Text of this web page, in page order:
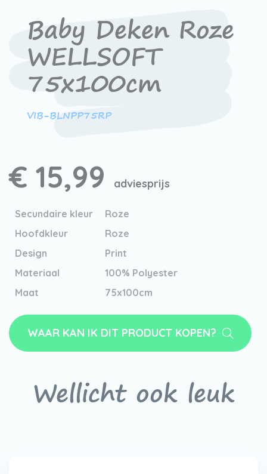
Baby Deken Roze
WELLSOFT
75x100cm
VIB-BLNPP75RP
€ 15,99 adviesprijs
Secundaire kleur
Roze
Hoofdkleur
Roze
Design
Print
Materiaal
100% Polyester
Maat
75x100cm
WAAR KAN IK DIT PRODUCT KOPEN?
Wellicht ook leuk